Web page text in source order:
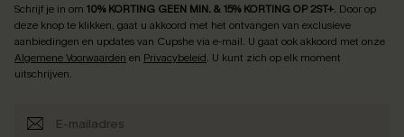
Schrijf je in om 10% KORTING GEEN MIN. & 15% KORTING OP 2ST+. Door op
deze knop te klikken, gaat u akkoord met het ontvangen van exclusieve
aanbiedingen en updates van Cupshe via e-mail. U gaat ook akkoord met onze
Algemene Voorwaarden en Privacybeleid. U kunt zich op elk moment
uitschrijven.